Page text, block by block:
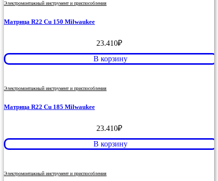
Электромонтажный инструмент и приспособления
Матрица R22 Cu 150 Milwaukee
23.410₽
В корзину
Электромонтажный инструмент и приспособления
Матрица R22 Cu 185 Milwaukee
23.410₽
В корзину
Электромонтажный инструмент и приспособления